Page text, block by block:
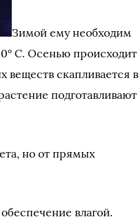
Зимой ему необходим
С. Осенью происходит
веществ скапливается в
подготавливают
но от прямых
влагой.